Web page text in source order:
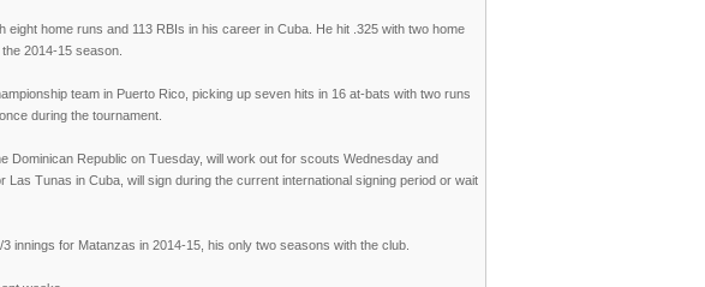
home runs and 113 RBIs in his career in Cuba. He hit .325 with two home
2014-15 season.
team in Puerto Rico, picking up seven hits in 16 at-bats with two runs
during the tournament.
Dominican Republic on Tuesday, will work out for scouts Wednesday and
Tunas in Cuba, will sign during the current international signing period or wait
innings for Matanzas in 2014-15, his only two seasons with the club.